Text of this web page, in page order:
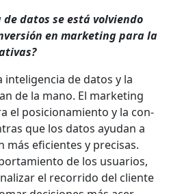
datos se está volvien­do
en mar­ket­ing para la
inteligen­cia de datos y la
de la mano. El mar­ket­ing
el posi­cionamien­to y la con­
que los datos ayu­dan a
más efi­cientes y pre­cisas.
de los usuar­ios,
el recor­ri­do del cliente